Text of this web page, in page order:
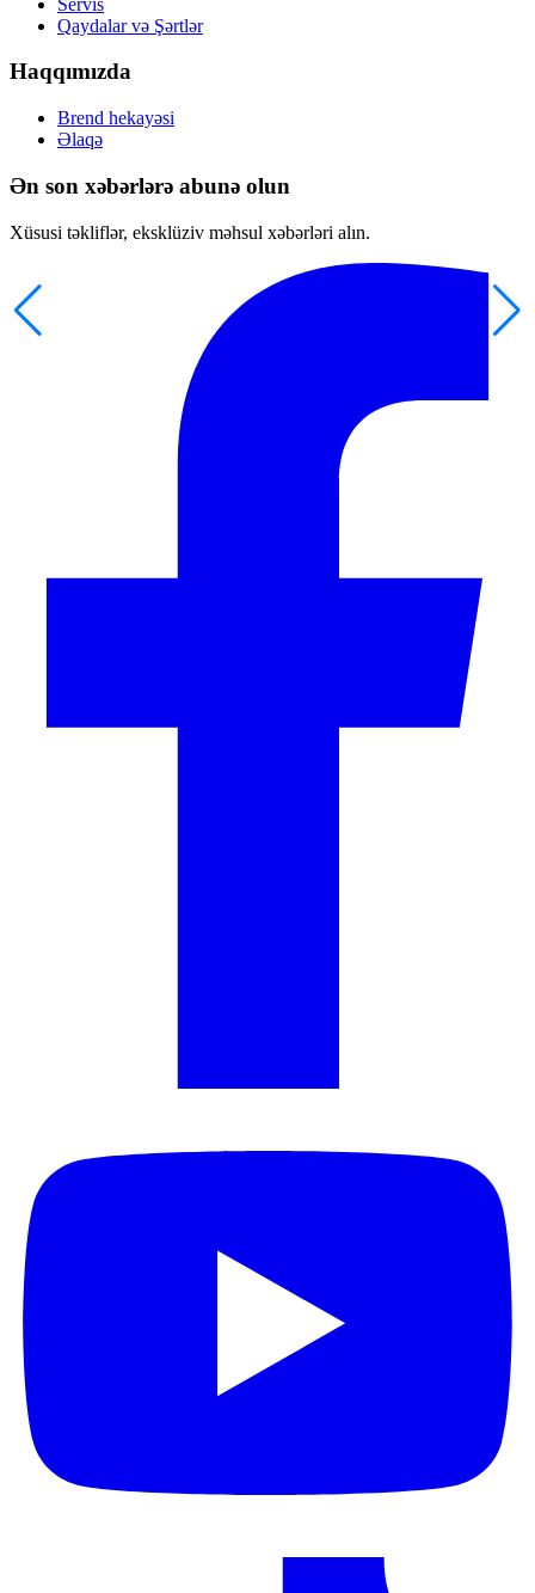
Qaydalar və Şərtlər
Haqqımızda
Brend hekayəsi
Əlaqə
Ən son xəbərlərə abunə olun
Xüsusi təkliflər, eksklüziv məhsul xəbərləri alın.